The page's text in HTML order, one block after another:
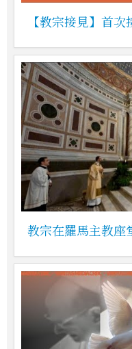
【教宗接見】首
教宗在羅馬主教座